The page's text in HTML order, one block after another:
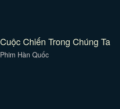
Cuộc Chiến Trong Chúng Ta
Phim Hàn Quốc